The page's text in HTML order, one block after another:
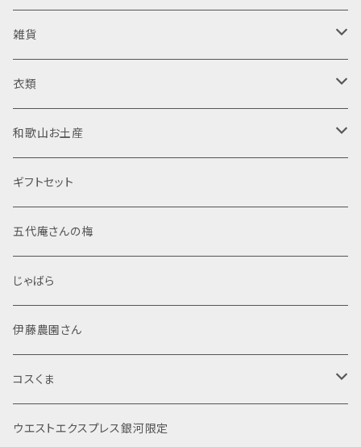
日向屋さん
ジャム・はちみつ
日向屋さん
東農園 五代庵
調味料
ドレッシング
加工粉末
菓子
果汁飲料・ジュース
レトルト
海産物加工品
詰め合わせ
米
じゃばら
清酒
純米酒
吟醸酒
リキュール
梅酒
焼酎
米焼酎
麦焼酎
スピリッツ
雑貨
木製品
置物
那智黒石
布製品
般若心経
マスコット
文房具
般若心経
シール・ステッカー
線香
衣類
半袖Tシャツ
和歌山お土産
食品
菓子
酒類
その他
ギフトセット
五代庵さんの梅
じゃばら
伊藤農園さん
コスくま
食品
ウエストエクスプレス銀河限定